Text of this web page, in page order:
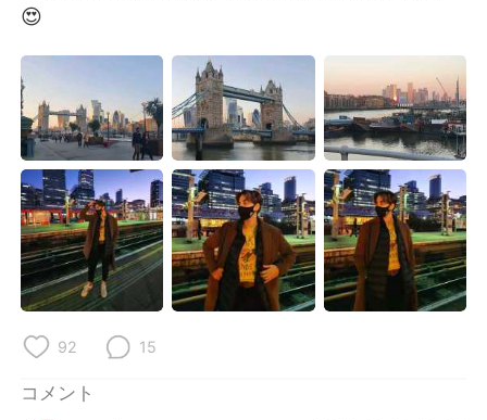
English 简体中文
繁體中文 Español
العربية Français
Deutsch 한국어
Русский ไทย
Indonesia
Türkçe
😍
92 15
コメント